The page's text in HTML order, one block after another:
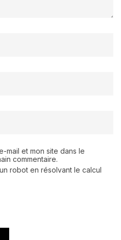
mail et mon site dans le
commentaire.
robot en résolvant le calcul